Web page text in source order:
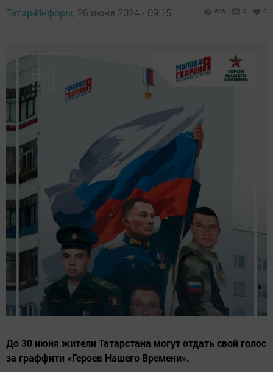
Татар-Информ, 26 июня 2024 - 09:15 616 0 0
До 30 июня жители Татарстана могут отдать свой голос
за граффити «Героев Нашего Времени».